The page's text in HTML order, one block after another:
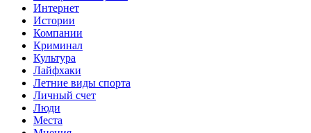
Интернет
Истории
Компании
Криминал
Культура
Лайфхаки
Летние виды спорта
Личный счет
Люди
Места